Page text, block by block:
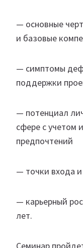
— основные
и базовые
— симптомы
поддержки
— потенциал
сфере с учетом
предпочтений
— точки входа
— карьерный
лет.